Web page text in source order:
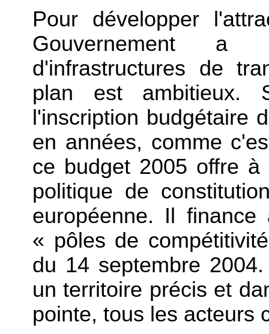
Pour développer
Gouvernement a
d'infrastructures de
plan est ambitieux.
l'inscription budgétaire
en années, comme
ce budget 2005 offre
politique de
européenne. Il
« pôles de
du 14 septembre
un territoire précis et
pointe, tous les acteurs